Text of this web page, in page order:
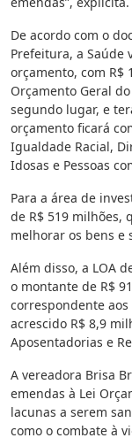
De acordo com o
Prefeitura, a Saúde
orçamento, com R$
Orçamento Geral
segundo lugar, e
orçamento ficará
Igualdade Racial,
Idosas e Pessoas
Para a área de
de R$ 519 milhões,
melhorar os bens e
Além disso, a LOA
o montante de R$
correspondente
acrescido R$ 8,9
Aposentadorias e
A vereadora Brisa
emendas à Lei
lacunas a serem
como o combate à